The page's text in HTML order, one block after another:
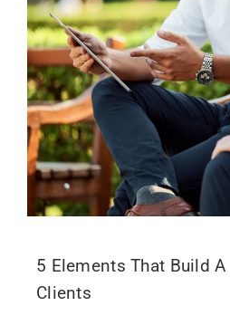
5 Elements That Build
Clients